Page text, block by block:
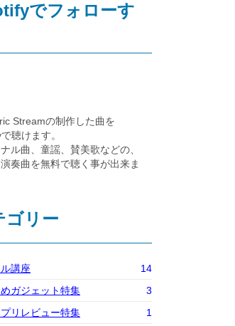
でフォローす
Streamの制作した曲を
聴けます。
ル曲、童謡、賛美歌などの、
奏曲を無料で聴く事が出来ま
ゴリー
講座
14
ガジェット特集
3
リレビュー特集
1